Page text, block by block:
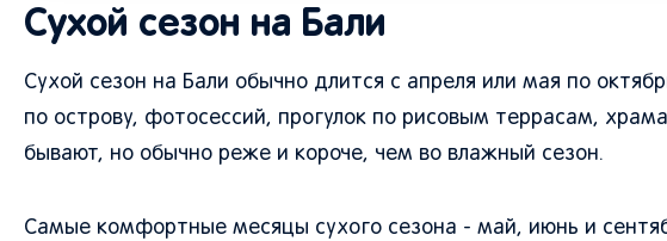
Сухой сезон на Бали
Сухой сезон на Бали обычно длится с апреля или мая по
по острову, фотосессий, прогулок по рисовым террасам,
бывают, но обычно реже и короче, чем во влажный сезон.
Самые комфортные месяцы сухого сезона - май, июнь и